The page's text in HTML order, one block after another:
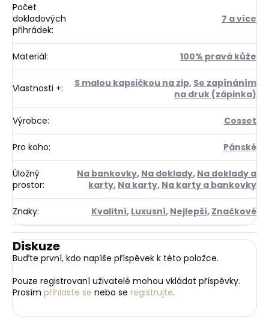
Počet
dokladových
přihrádek:
7 a více
Materiál: 100% pravá kůže
Vlastnosti +: S malou kapsičkou na zip, Se zapínáním
na druk (zápinka)
Výrobce: Cosset
Pro koho: Pánské
Úložný
prostor:
Na bankovky, Na doklady, Na doklady a
karty, Na karty, Na karty a bankovky
Znaky: Kvalitní, Luxusní, Nejlepší, Značkové
Diskuze
Buďte první, kdo napíše příspěvek k této položce.
Pouze registrovaní uživatelé mohou vkládat příspěvky.
Prosím přihlaste se nebo se registrujte.